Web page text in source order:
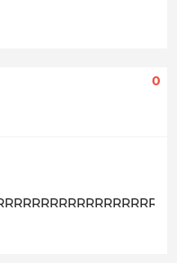
0